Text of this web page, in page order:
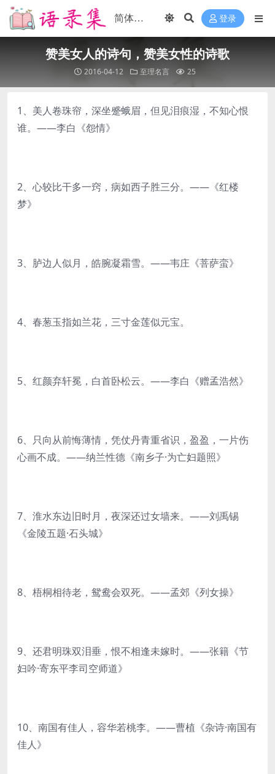
登录
赞美女人的诗句，赞美女性的诗歌
2016-04-12 至理名言 25
1、美人卷珠帘，深坐蹙蛾眉，但见泪痕湿，不知心恨
谁。——李白《怨情》
2、心较比干多一窍，病如西子胜三分。——《红楼
梦》
3、胪边人似月，皓腕凝霜雪。——韦庄《菩萨蛮》
4、春葱玉指如兰花，三寸金莲似元宝。
5、红颜弃轩冕，白首卧松云。——李白《赠孟浩然》
6、只向从前悔薄情，凭仗丹青重省识，盈盈，一片伤
心画不成。——纳兰性德《南乡子·为亡妇题照》
7、淮水东边旧时月，夜深还过女墙来。——刘禹锡
《金陵五题·石头城》
8、梧桐相待老，鸳鸯会双死。——孟郊《列女操》
9、还君明珠双泪垂，恨不相逢未嫁时。——张籍《节
妇吟·寄东平李司空师道》
10、南国有佳人，容华若桃李。——曹植《杂诗·南国有
佳人》